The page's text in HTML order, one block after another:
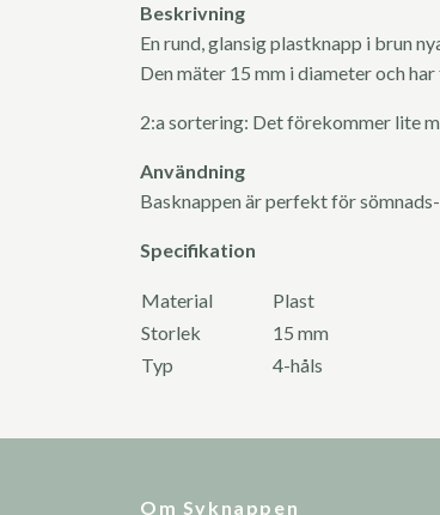
Beskrivning
En rund, glansig plastknapp i brun
Den mäter 15 mm i diameter och har
2:a sortering: Det förekommer lite
Användning
Basknappen är perfekt för
Specifikation
Material
Plast
Storlek
15 mm
Typ
4-håls
Om Syknappen